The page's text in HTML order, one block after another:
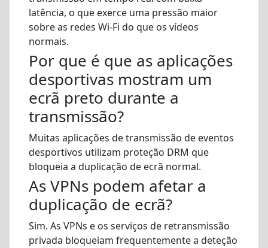
latência, o que exerce uma pressão maior
sobre as redes Wi-Fi do que os vídeos
normais.
Por que é que as aplicações
desportivas mostram um
ecrã preto durante a
transmissão?
Muitas aplicações de transmissão de eventos
desportivos utilizam proteção DRM que
bloqueia a duplicação de ecrã normal.
As VPNs podem afetar a
duplicação de ecrã?
Sim. As VPNs e os serviços de retransmissão
privada bloqueiam frequentemente a deteção